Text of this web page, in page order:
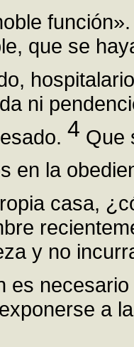
que se
ni
4 Que
en la
casa,
y no
es
a